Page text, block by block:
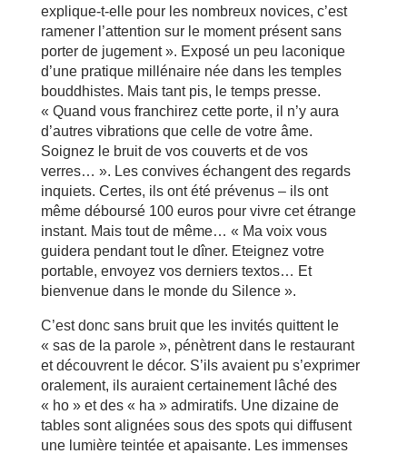
explique-t-elle pour les nombreux novices, c’est
ramener l’attention sur le moment présent sans
porter de jugement ». Exposé un peu laconique
d’une pratique millénaire née dans les temples
bouddhistes. Mais tant pis, le temps presse.
« Quand vous franchirez cette porte, il n’y aura
d’autres vibrations que celle de votre âme.
Soignez le bruit de vos couverts et de vos
verres… ». Les convives échangent des regards
inquiets. Certes, ils ont été prévenus – ils ont
même déboursé 100 euros pour vivre cet étrange
instant. Mais tout de même… « Ma voix vous
guidera pendant tout le dîner. Eteignez votre
portable, envoyez vos derniers textos… Et
bienvenue dans le monde du Silence ».
C’est donc sans bruit que les invités quittent le
« sas de la parole », pénètrent dans le restaurant
et découvrent le décor. S’ils avaient pu s’exprimer
oralement, ils auraient certainement lâché des
« ho » et des « ha » admiratifs. Une dizaine de
tables sont alignées sous des spots qui diffusent
une lumière teintée et apaisante. Les immenses